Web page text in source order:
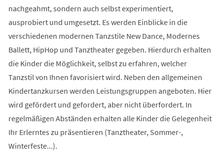
nachgeahmt, sondern auch selbst experimentiert,
ausprobiert und umgesetzt. Es werden Einblicke in die
verschiedenen modernen Tanzstile New Dance, Modernes
Ballett, HipHop und Tanztheater gegeben. Hierdurch erhalten
die Kinder die Möglichkeit, selbst zu erfahren, welcher
Tanzstil von Ihnen favorisiert wird. Neben den allgemeinen
Kindertanzkursen werden Leistungsgruppen angeboten. Hier
wird gefördert und gefordert, aber nicht überfordert. In
regelmäßigen Abständen erhalten alle Kinder die Gelegenheit
Ihr Erlerntes zu präsentieren (Tanztheater, Sommer-,
Winterfeste...).